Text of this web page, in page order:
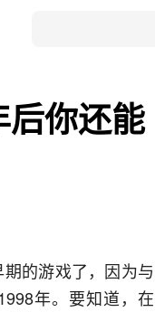
你还能
的游戏了，因为与
年。要知道，在